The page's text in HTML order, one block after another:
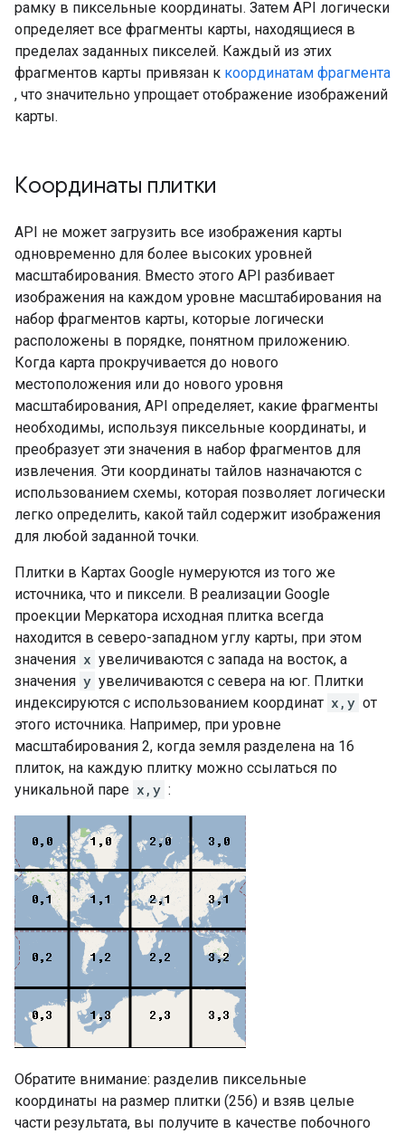
рамку в пиксельные координаты. Затем API логически
определяет все фрагменты карты, находящиеся в
пределах заданных пикселей. Каждый из этих
фрагментов карты привязан к координатам фрагмента
, что значительно упрощает отображение изображений
карты.
Координаты плитки
API не может загрузить все изображения карты
одновременно для более высоких уровней
масштабирования. Вместо этого API разбивает
изображения на каждом уровне масштабирования на
набор фрагментов карты, которые логически
расположены в порядке, понятном приложению.
Когда карта прокручивается до нового
местоположения или до нового уровня
масштабирования, API определяет, какие фрагменты
необходимы, используя пиксельные координаты, и
преобразует эти значения в набор фрагментов для
извлечения. Эти координаты тайлов назначаются с
использованием схемы, которая позволяет логически
легко определить, какой тайл содержит изображения
для любой заданной точки.
Плитки в Картах Google нумеруются из того же
источника, что и пиксели. В реализации Google
проекции Меркатора исходная плитка всегда
находится в северо-западном углу карты, при этом
значения x увеличиваются с запада на восток, а
значения y увеличиваются с севера на юг. Плитки
индексируются с использованием координат x,y от
этого источника. Например, при уровне
масштабирования 2, когда земля разделена на 16
плиток, на каждую плитку можно ссылаться по
уникальной паре x,y :
Обратите внимание: разделив пиксельные
координаты на размер плитки (256) и взяв целые
части результата, вы получите в качестве побочного